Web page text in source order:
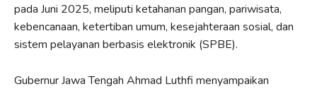
pada Juni 2025, meliputi ketahanan pangan, pariwisata,
kebencanaan, ketertiban umum, kesejahteraan sosial, dan
sistem pelayanan berbasis elektronik (SPBE).
Gubernur Jawa Tengah Ahmad Luthfi menyampaikan